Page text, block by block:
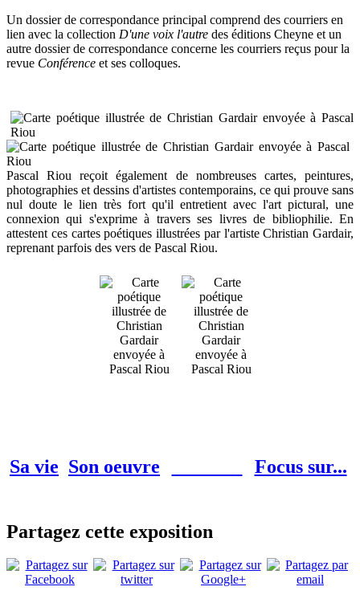
Un dossier de correspondance principal comprend des courriers en
lien avec la collection D'une voix l'autre des éditions Cheyne et un
autre dossier de correspondance concerne les courriers reçus pour la
revue Conférence et ses colloques.
Pascal Riou reçoit également de nombreuses cartes, peintures,
photographies et dessins d'artistes contemporains, ce qui prouve sans
nul doute le lien très fort qu'il entretient avec l'art pictural, une
connexion qui s'exprime à travers ses livres de bibliophilie. En
attestent ces cartes poétiques illustrées par l'artiste Christian Gardair,
reprenant parfois des vers de Pascal Riou.
Sa vie Son oeuvre Focus sur...
Partagez cette exposition